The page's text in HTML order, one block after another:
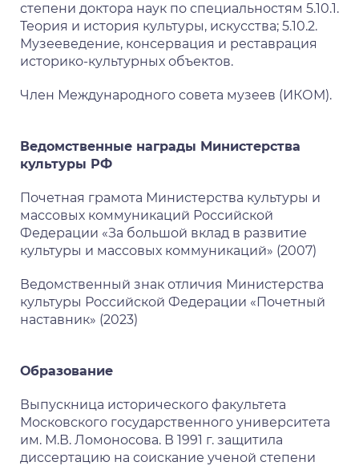
степени доктора наук по специальностям 5.10.1.
Теория и история культуры, искусства; 5.10.2.
Музееведение, консервация и реставрация
историко-культурных объектов.
Член Международного совета музеев (ИКОМ).
Ведомственные награды Министерства
культуры РФ
Почетная грамота Министерства культуры и
массовых коммуникаций Российской
Федерации «За большой вклад в развитие
культуры и массовых коммуникаций» (2007)
Ведомственный знак отличия Министерства
культуры Российской Федерации «Почетный
наставник» (2023)
Образование
Выпускница исторического факультета
Московского государственного университета
им. М.В. Ломоносова. В 1991 г. защитила
диссертацию на соискание ученой степени